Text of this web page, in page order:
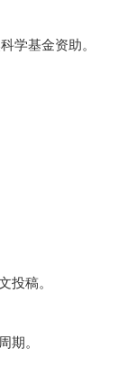
学基金资助。
投稿。
期。